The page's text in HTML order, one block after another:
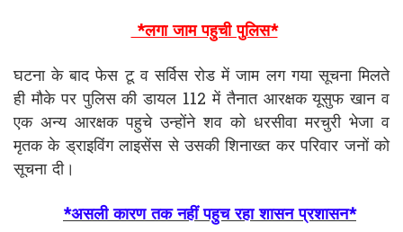
*लगा जाम पहुची पुलिस*
घटना के बाद फेस टू व सर्विस रोड में जाम लग गया सूचना मिलते
ही मौके पर पुलिस की डायल 112 में तैनात आरक्षक यूसुफ खान व
एक अन्य आरक्षक पहुचे उन्होंने शव को धरसीवा मरचुरी भेजा व
मृतक के ड्राइविंग लाइसेंस से उसकी शिनाख्त कर परिवार जनों को
सूचना दी।
*असली कारण तक नहीं पहुच रहा शासन प्रशासन*